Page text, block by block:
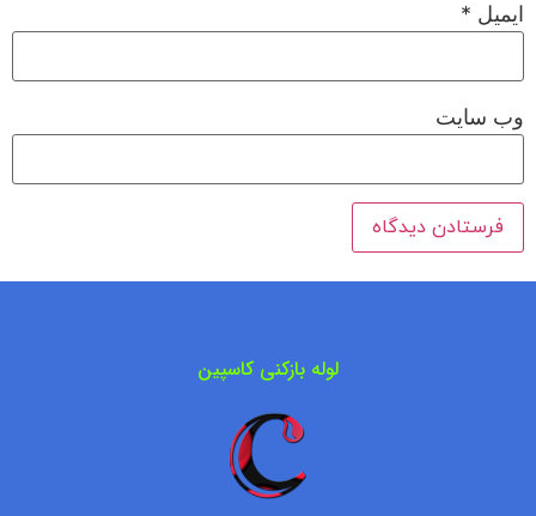
ایمیل *
وب‌ سایت
لوله بازکنی کاسپین